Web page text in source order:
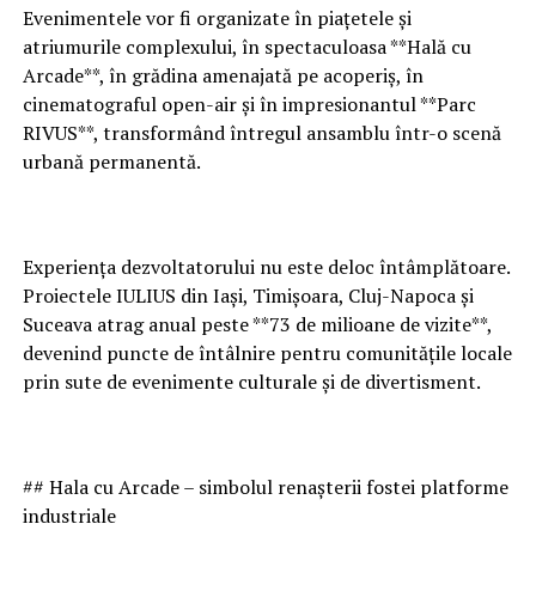
Evenimentele vor fi organizate în piațetele și
atriumurile complexului, în spectaculoasa **Hală cu
Arcade**, în grădina amenajată pe acoperiș, în
cinematograful open-air și în impresionantul **Parc
RIVUS**, transformând întregul ansamblu într-o scenă
urbană permanentă.
Experiența dezvoltatorului nu este deloc întâmplătoare.
Proiectele IULIUS din Iași, Timișoara, Cluj-Napoca și
Suceava atrag anual peste **73 de milioane de vizite**,
devenind puncte de întâlnire pentru comunitățile locale
prin sute de evenimente culturale și de divertisment.
## Hala cu Arcade – simbolul renașterii fostei platforme
industriale